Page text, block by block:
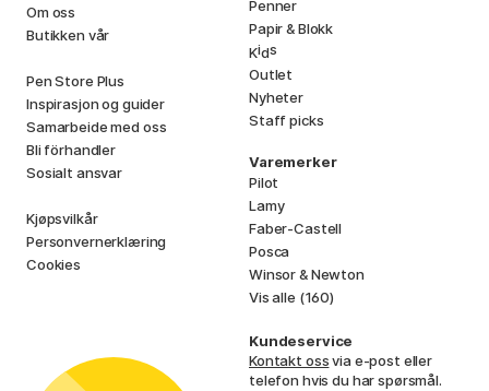
Om oss
Butikken vår
Pen Store Plus
Inspirasjon og guider
Samarbeide med oss
Bli förhandler
Sosialt ansvar
Kjøpsvilkår
Personvernerklæring
Cookies
Penner
Papir & Blokk
Kids
Outlet
Nyheter
Staff picks
Varemerker
Pilot
Lamy
Faber-Castell
Posca
Winsor & Newton
Vis alle (160)
Kundeservice
Kontakt ossvia e-post eller
telefon hvis du har spørsmål.